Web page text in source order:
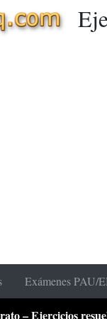
Exámenes PAU/
– Ejercicios